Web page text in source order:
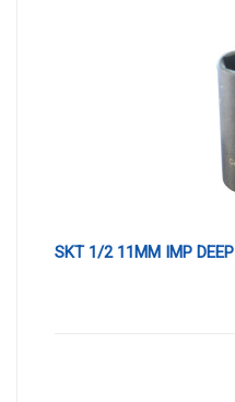
SKT 1/2 11MM IMP DEEP